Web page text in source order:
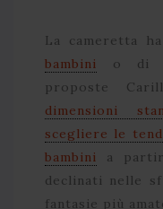
La cameretta
bambini o di
proposte
dimensioni
scegliere le
bambini a
declinati nelle
fantasie più